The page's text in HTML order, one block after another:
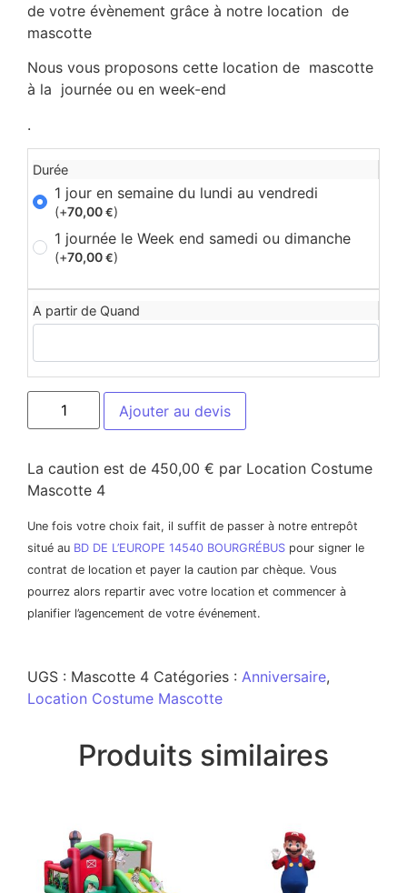
de votre évènement grâce à notre location de
mascotte
Nous vous proposons cette location de mascotte
à la journée ou en week-end
.
Durée
1 jour en semaine du lundi au vendredi
(+70,00 €)
1 journée le Week end samedi ou dimanche
(+70,00 €)
A partir de Quand
Ajouter au devis
La caution est de 450,00 € par Location Costume
Mascotte 4
Une fois votre choix fait, il suffit de passer à notre entrepôt
situé au BD DE L’EUROPE 14540 BOURGRÉBUS pour signer le
contrat de location et payer la caution par chèque. Vous
pourrez alors repartir avec votre location et commencer à
planifier l’agencement de votre événement.
UGS : Mascotte 4 Catégories : Anniversaire,
Location Costume Mascotte
Produits similaires